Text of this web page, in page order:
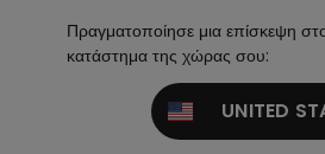
Πραγματοποίησε μια επίσκεψη
κατάστημα της χώρας σου:
UNITED